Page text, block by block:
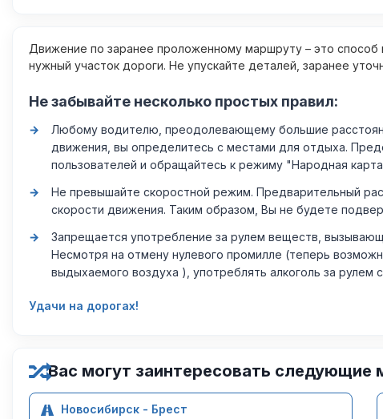
Движение по заранее проложенному маршруту – это
нужный участок дороги. Не упускайте деталей, заранее
Не забывайте несколько простых правил:
Любому водителю, преодолевающему большие
движения, вы определитесь с местами для отдыха.
пользователей и обращайтесь к режиму "Народная
Не превышайте скоростной режим. Предварительный
скорости движения. Таким образом, Вы не будете
Запрещается употребление за рулем веществ,
Несмотря на отмену нулевого промилле (теперь
выдыхаемого воздуха ), употреблять алкоголь за рулем
Удачи на дорогах!
Вас могут заинтересовать следующие
Новосибирск - Брест